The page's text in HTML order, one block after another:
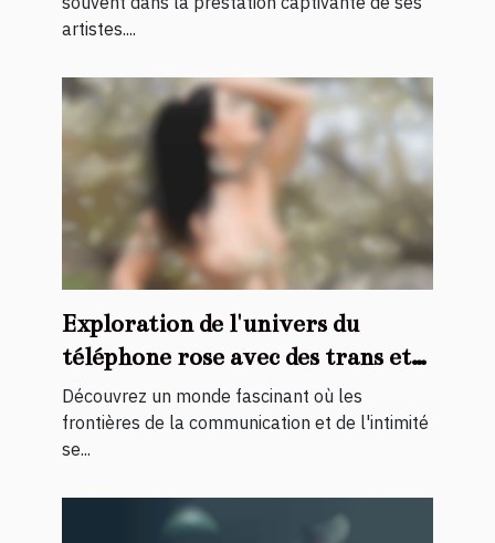
artistes....
Exploration de l'univers du
téléphone rose avec des trans et
travestis
Découvrez un monde fascinant où les
frontières de la communication et de l'intimité
se...